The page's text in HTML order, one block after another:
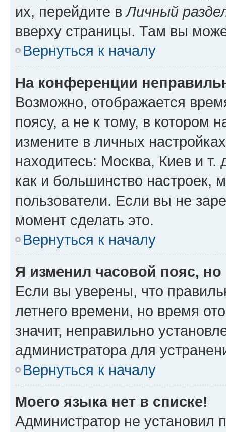
их, перейдите вЛичный
вверху страницы. Там вы
Вернуться к началу
На конференции
Возможно, отображается
поясу, а не к тому, в котором
измените в личных
находитесь: Москва, Киев и т.
как и большинство настроек,
пользователи. Если вы не
момент сделать это.
Вернуться к началу
Я изменил часовой пояс,
Если вы уверены, что
летнего времени, но время
значит, неправильно
администратора для
Вернуться к началу
Моего языка нет в списке!
Администратор не установил